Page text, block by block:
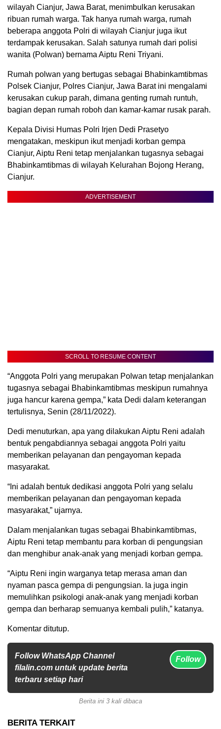
wilayah Cianjur, Jawa Barat, menimbulkan kerusakan
ribuan rumah warga. Tak hanya rumah warga, rumah
beberapa anggota Polri di wilayah Cianjur juga ikut
terdampak kerusakan. Salah satunya rumah dari polisi
wanita (Polwan) bernama Aiptu Reni Triyani.
Rumah polwan yang bertugas sebagai Bhabinkamtibmas
Polsek Cianjur, Polres Cianjur, Jawa Barat ini mengalami
kerusakan cukup parah, dimana genting rumah runtuh,
bagian depan rumah roboh dan kamar-kamar rusak parah.
Kepala Divisi Humas Polri Irjen Dedi Prasetyo
mengatakan, meskipun ikut menjadi korban gempa
Cianjur, Aiptu Reni tetap menjalankan tugasnya sebagai
Bhabinkamtibmas di wilayah Kelurahan Bojong Herang,
Cianjur.
ADVERTISEMENT
SCROLL TO RESUME CONTENT
“Anggota Polri yang merupakan Polwan tetap menjalankan
tugasnya sebagai Bhabinkamtibmas meskipun rumahnya
juga hancur karena gempa,” kata Dedi dalam keterangan
tertulisnya, Senin (28/11/2022).
Dedi menuturkan, apa yang dilakukan Aiptu Reni adalah
bentuk pengabdiannya sebagai anggota Polri yaitu
memberikan pelayanan dan pengayoman kepada
masyarakat.
“Ini adalah bentuk dedikasi anggota Polri yang selalu
memberikan pelayanan dan pengayoman kepada
masyarakat,” ujarnya.
Dalam menjalankan tugas sebagai Bhabinkamtibmas,
Aiptu Reni tetap membantu para korban di pengungsian
dan menghibur anak-anak yang menjadi korban gempa.
“Aiptu Reni ingin warganya tetap merasa aman dan
nyaman pasca gempa di pengungsian. Ia juga ingin
memulihkan psikologi anak-anak yang menjadi korban
gempa dan berharap semuanya kembali pulih,” katanya.
Komentar ditutup.
Follow WhatsApp Channel
filalin.com untuk update berita
terbaru setiap hari
Follow
Berita ini 3 kali dibaca
BERITA TERKAIT